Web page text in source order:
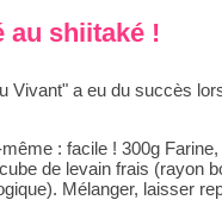
au shiitaké !
Vivant" a eu du succès
: facile ! 300g
de levain frais (rayon
Mélanger, laisser